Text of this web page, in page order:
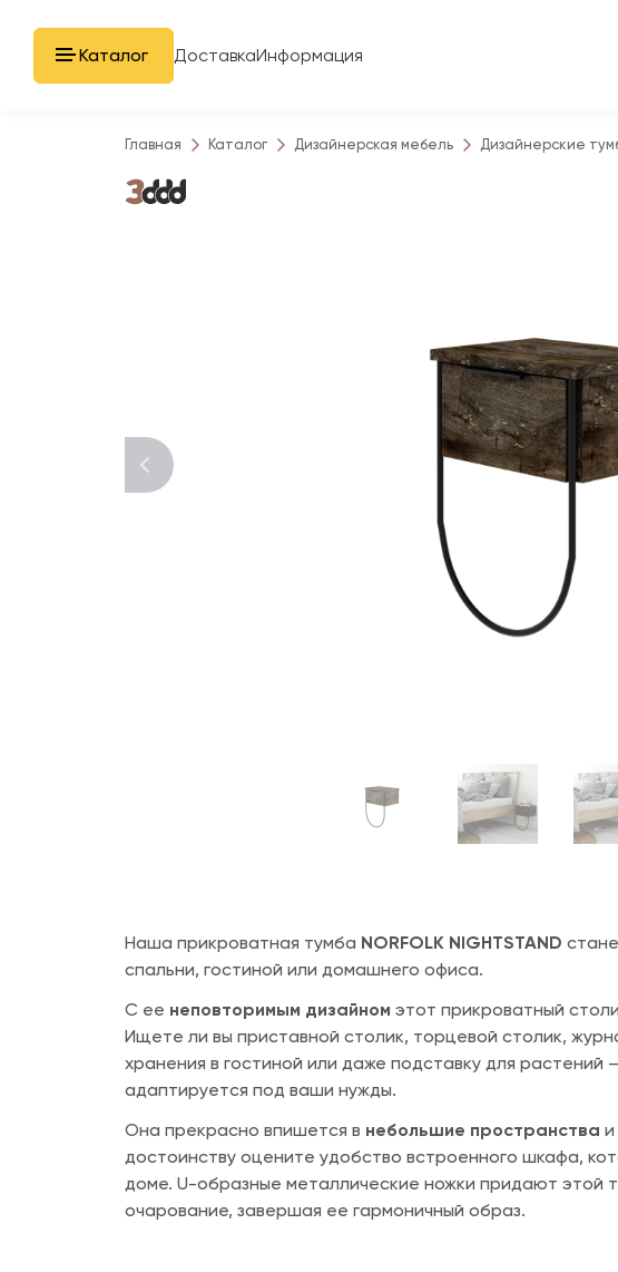
Каталог ДоставкаИнформация
Главная Каталог Дизайнерская мебель Дизайнерские
Наша прикроватная тумба NORFOLK NIGHTSTAND
спальни, гостиной или домашнего офиса.
С ее неповторимым дизайном этот прикроватный
Ищете ли вы приставной столик, торцевой столик,
хранения в гостиной или даже подставку для растений
адаптируется под ваши нужды.
Она прекрасно впишется в небольшие пространства
достоинству оцените удобство встроенного шкафа,
доме. U-образные металлические ножки придают этой
очарование, завершая ее гармоничный образ.